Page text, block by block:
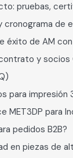
pruebas,
de
éxito de AM
y socios
para impresión
para
pedidos B2B?
en piezas de